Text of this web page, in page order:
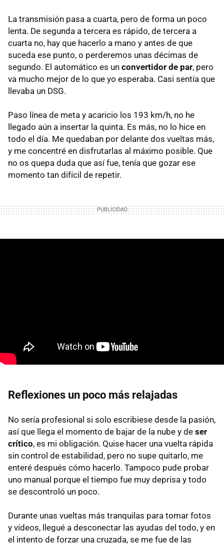
La transmisión pasa a cuarta, pero de forma un poco
lenta. De segunda a tercera es rápido, de tercera a
cuarta no, hay que hacerlo a mano y antes de que
suceda ese punto, o perderemos unas décimas de
segundo. El automático es un convertidor de par, pero
va mucho mejor de lo que yo esperaba. Casi sentía que
llevaba un DSG.
Paso línea de meta y acaricio los 193 km/h, no he
llegado aún a insertar la quinta. Es más, no lo hice en
todo el día. Me quedaban por delante dos vueltas más,
y me concentré en disfrutarlas al máximo posible. Que
no os quepa duda que así fue, tenía que gozar ese
momento tan difícil de repetir.
Reflexiones un poco más relajadas
No sería profesional si solo escribiese desde la pasión,
así que llega el momento de bajar de la nube y de ser
crítico, es mi obligación. Quise hacer una vuelta rápida
sin control de estabilidad, pero no supe quitarlo, me
enteré después cómo hacerlo. Tampoco pude probar
uno manual porque el tiempo fue muy deprisa y todo
se descontroló un poco.
Durante unas vueltas más tranquilas para tomar fotos
y vídeos, llegué a desconectar las ayudas del todo, y en
el intento de forzar una cruzada, se me fue de las